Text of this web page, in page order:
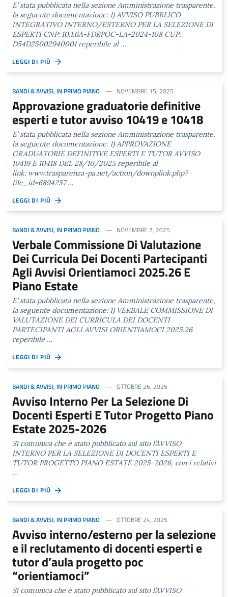
E’ stata pubblicata nella sezione Amministrazione trasparente,
la seguente documentazione: 1) AVVISO PUBBLICO
INTEGRATIVO INTERNO/ESTERNO PER LA SELEZIONE DI
ESPERTI CNP: 10.1.6A-FDRPOC-LA-2024-108 CUP:
D54D25002940001 reperibile al …
LEGGI DI PIÙ
BANDI & AVVISI, IN PRIMO PIANO NOVEMBRE 15, 2025
Approvazione graduatorie definitive
esperti e tutor avviso 10419 e 10418
E’ stata pubblicata nella sezione Amministrazione trasparente,
la seguente documentazione: 1) APPROVAZIONE
GRADUATORIE DEFINITIVE ESPERTI E TUTOR AVVISO
10419 E 10418 DEL 28/10/2025 reperibile al
link: www.trasparenza-pa.net/action/downplink.php?
file_id=6894257 …
LEGGI DI PIÙ
BANDI & AVVISI, IN PRIMO PIANO NOVEMBRE 7, 2025
Verbale Commissione Di Valutazione
Dei Curricula Dei Docenti Partecipanti
Agli Avvisi Orientiamoci 2025.26 E
Piano Estate
E’ stata pubblicata nella sezione Amministrazione trasparente,
la seguente documentazione: 1) VERBALE COMMISSIONE DI
VALUTAZIONE DEI CURRICULA DEI DOCENTI
PARTECIPANTI AGLI AVVISI ORIENTIAMOCI 2025.26
reperibile …
LEGGI DI PIÙ
BANDI & AVVISI, IN PRIMO PIANO OTTOBRE 26, 2025
Avviso Interno Per La Selezione Di
Docenti Esperti E Tutor Progetto Piano
Estate 2025-2026
Si comunica che è stato pubblicato sul sito l’AVVISO
INTERNO PER LA SELEZIONE DI DOCENTI ESPERTI E
TUTOR PROGETTO PIANO ESTATE 2025-2026, con i relativi
…
LEGGI DI PIÙ
BANDI & AVVISI, IN PRIMO PIANO OTTOBRE 24, 2025
Avviso interno/esterno per la selezione
e il reclutamento di docenti esperti e
tutor d’aula progetto poc
“orientiamoci”
Si comunica che è stato pubblicato sul sito l’AVVISO